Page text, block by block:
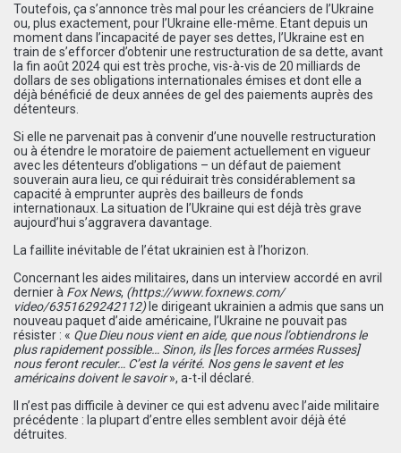
Toutefois, ça s’annonce très mal pour les créanciers de l’Ukraine
ou, plus exactement, pour l’Ukraine elle-même. Etant depuis un
moment dans l’incapacité de payer ses dettes, l’Ukraine est en
train de s’efforcer d’obtenir une restructuration de sa dette, avant
la fin août 2024 qui est très proche, vis-à-vis de 20 milliards de
dollars de ses obligations internationales émises et dont elle a
déjà bénéficié de deux années de gel des paiements auprès des
détenteurs.
Si elle ne parvenait pas à convenir d’une nouvelle restructuration
ou à étendre le moratoire de paiement actuellement en vigueur
avec les détenteurs d’obligations – un défaut de paiement
souverain aura lieu, ce qui réduirait très considérablement sa
capacité à emprunter auprès des bailleurs de fonds
internationaux. La situation de l’Ukraine qui est déjà très grave
aujourd’hui s’aggravera davantage.
La faillite inévitable de l’état ukrainien est à l’horizon.
Concernant les aides militaires, dans un interview accordé en avril
dernier à Fox News, (https://www.foxnews.com/
video/6351629242112)le dirigeant ukrainien a admis que sans un
nouveau paquet d’aide américaine, l’Ukraine ne pouvait pas
résister : « Que Dieu nous vient en aide, que nous l’obtiendrons le
plus rapidement possible… Sinon, ils [les forces armées Russes]
nous feront reculer… C’est la vérité. Nos gens le savent et les
américains doivent le savoir», a-t-il déclaré.
Il n’est pas difficile à deviner ce qui est advenu avec l’aide militaire
précédente : la plupart d’entre elles semblent avoir déjà été
détruites.